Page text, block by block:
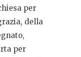
per
della
per